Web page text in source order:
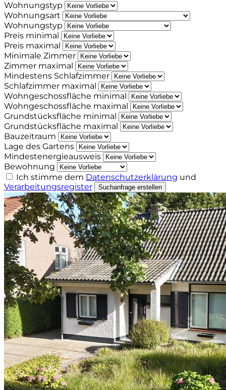
Wohnungstyp
Wohnungsart
Wohnungstyp
Preis minimal
Preis maximal
Minimale Zimmer
Zimmer maximal
Mindestens Schlafzimmer
Schlafzimmer maximal
Wohngeschossfläche minimal
Wohngeschossfläche maximal
Grundstücksfläche minimal
Grundstücksfläche maximal
Bauzeitraum
Lage des Gartens
Mindestenergieausweis
Bewohnung
Ich stimme dem Datenschutzerklärung und
Verarbeitungsregister
Suchanfrage erstellen